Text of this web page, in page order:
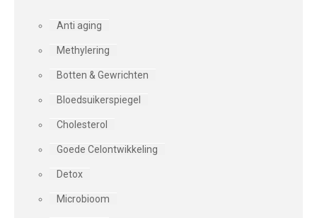
Anti aging
Methylering
Botten & Gewrichten
Bloedsuikerspiegel
Cholesterol
Goede Celontwikkeling
Detox
Microbioom